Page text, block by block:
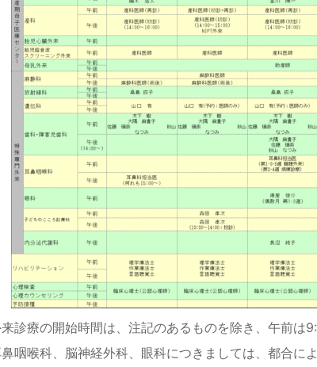
診療の開始時間は、注記のあるものを除き、午前は
咽喉科、脳神経外科、眼科につきましては、都合に